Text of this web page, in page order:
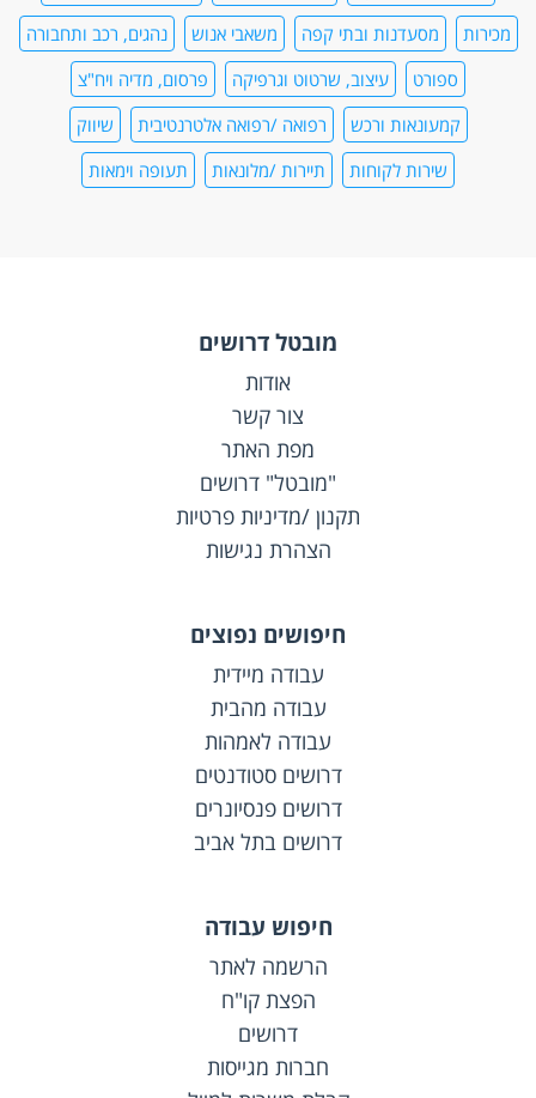
מכירות
מסעדנות ובתי קפה משאבי אנוש
נהגים, רכב ותחבורה
ספורט
עיצוב, שרטוט וגרפיקה
פרסום, מדיה ויח"צ
קמעונאות ורכש
רפואה /רפואה אלטרנטיבית
שיווק
שירות לקוחות
תיירות /מלונאות תעופה וימאות
מובטל דרושים
אודות
צור קשר
מפת האתר
"מובטל" דרושים
תקנון /מדיניות פרטיות
הצהרת נגישות
חיפושים נפוצים
עבודה מיידית
עבודה מהבית
עבודה לאמהות
דרושים סטודנטים
דרושים פנסיונרים
דרושים בתל אביב
חיפוש עבודה
הרשמה לאתר
הפצת קו"ח
דרושים
חברות מגייסות